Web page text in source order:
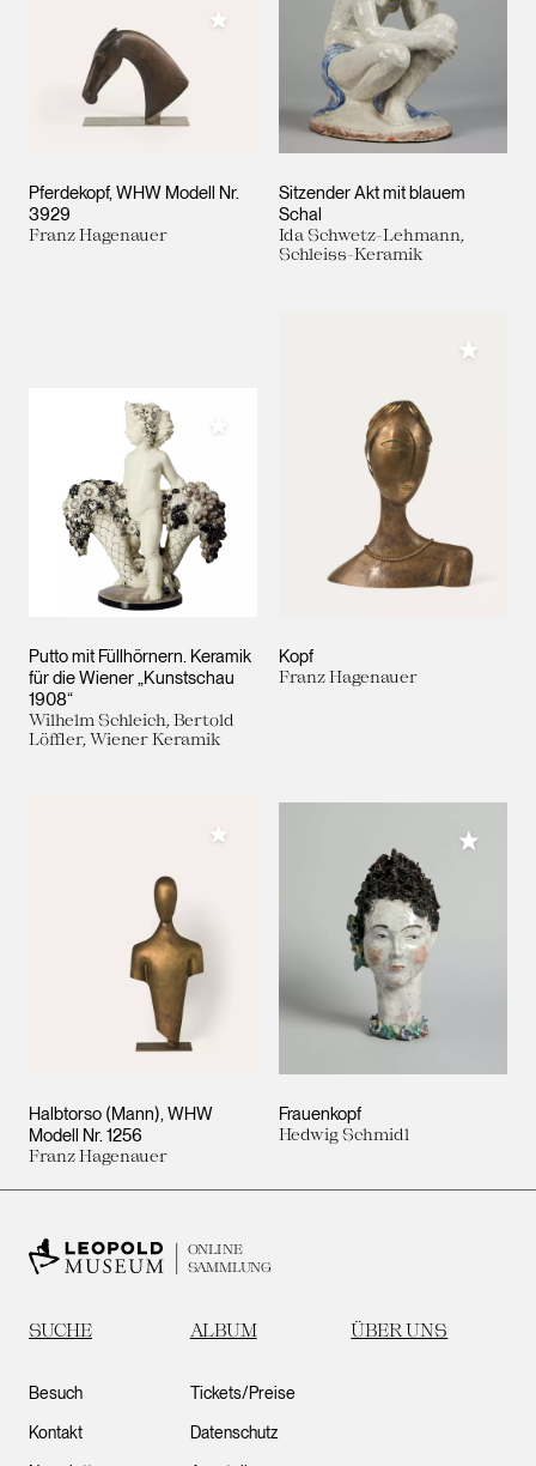
Pferdekopf, WHW Modell Nr.
3929
Franz Hagenauer
Meiner Sammlung hinzufügen
Sitzender Akt mit blauem
Schal
Ida Schwetz-Lehmann,
Schleiss-Keramik
Putto mit Füllhörnern. Keramik
für die Wiener „Kunstschau
1908“
Wilhelm Schleich, Bertold
Löffler, Wiener Keramik
Meiner Sammlung hinzufügen
Kopf
Franz Hagenauer
Meiner
Halbtorso (Mann), WHW
Modell Nr. 1256
Franz Hagenauer
Meiner Sammlung hinzufügen
Frauenkopf
Hedwig Schmidl
Meiner
ONLINE
SAMMLUNG
SUCHE ALBUM ÜBER UNS
Besuch
Kontakt
Tickets/Preise
Datenschutz